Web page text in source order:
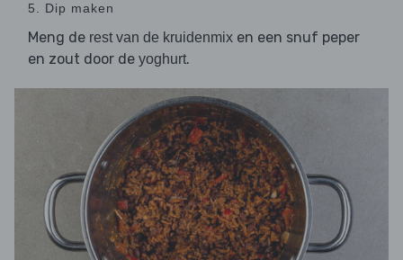
5. Dip maken
Meng de rest van de kruidenmix en een snuf peper
en zout door de yoghurt.